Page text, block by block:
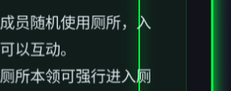
员随机使用厕所，入
以互动。
所本领可强行进入厕